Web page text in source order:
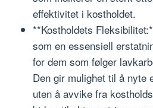
effektivitet i kostholdet.
**Kostholdets
som en essensiell
for dem som følger
Den gir mulighet til å nyte
uten å avvike fra